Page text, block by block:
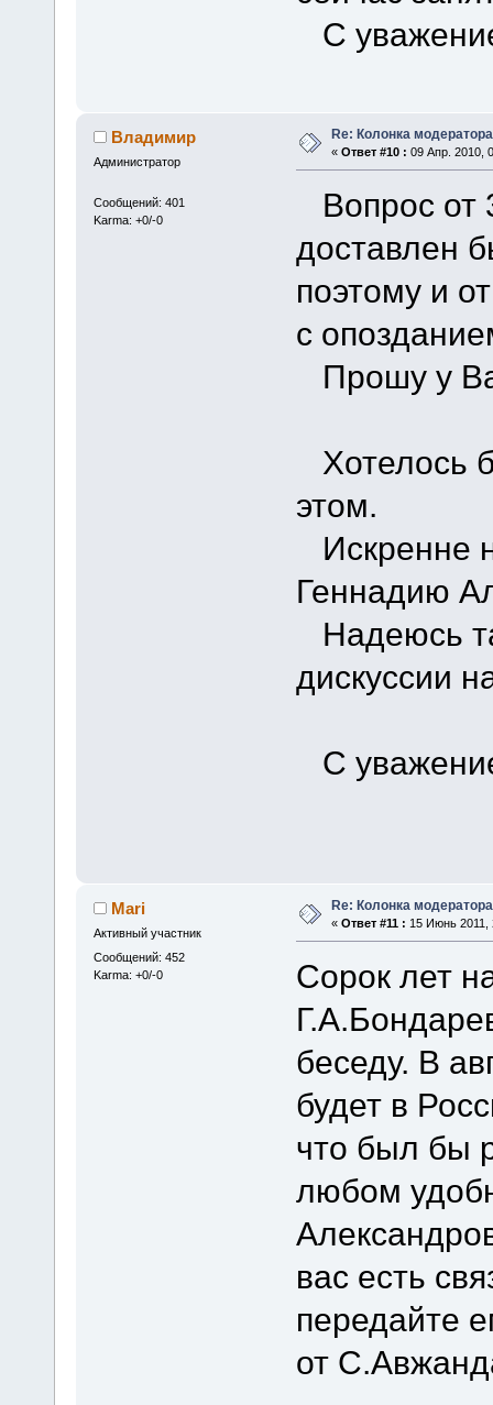
С
Владимир
Администратор
Сообщений: 401
Karma: +0/-0
Re: Колонка модератора
« Ответ #10 : 09 Апр. 2010,
Вопрос от
доставлен
поэтому и
с
Прошу у
Хотелось
этом.
Искренне
Геннадию
Надеюсь
дискуссии
С
Mari
Активный участник
Сообщений: 452
Karma: +0/-0
Re: Колонка модератора
« Ответ #11 : 15 Июнь 2011,
Сорок лет
беседу. В
будет в
что был бы
любом
вас есть
передайте
от